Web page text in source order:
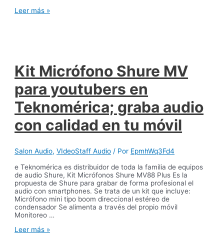
Leer más »
Kit Micrófono Shure MV
para youtubers en
Teknomérica; graba audio
con calidad en tu móvil
Salon Audio,VIdeoStaff Audio / Por EpmhWq3Fd4
e Teknomérica es distribuidor de toda la familia de equipos
de audio Shure, Kit Micrófonos Shure MV88 Plus Es la
propuesta de Shure para grabar de forma profesional el
audio con smartphones. Se trata de un kit que incluye:
Micrófono mini tipo boom direccional estéreo de
condensador Se alimenta a través del propio móvil
Monitoreo …
Leer más »